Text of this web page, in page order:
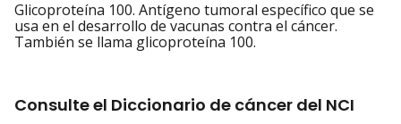
Glicoproteína 100. Antígeno tumoral específico que se
usa en el desarrollo de vacunas contra el cáncer.
También se llama glicoproteína 100.
Consulte el Diccionario de cáncer del NCI